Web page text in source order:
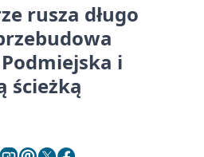
rusza długo
i
ścieżką